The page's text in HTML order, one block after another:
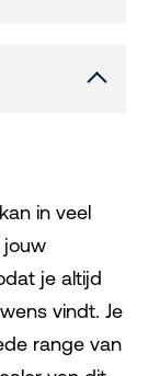
in veel
jouw
je altijd
vindt. Je
range van